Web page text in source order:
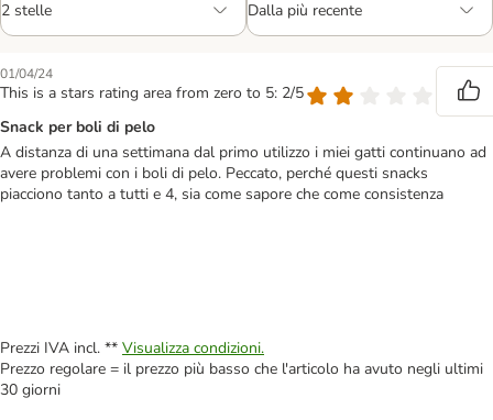
01/04/24
This is a stars rating area from zero to 5: 2/5
Snack per boli di pelo
A distanza di una settimana dal primo utilizzo i miei gatti continuano ad
avere problemi con i boli di pelo. Peccato, perché questi snacks
piacciono tanto a tutti e 4, sia come sapore che come consistenza
Prezzi IVA incl. ** Visualizza condizioni.
Prezzo regolare = il prezzo più basso che l'articolo ha avuto negli ultimi
30 giorni